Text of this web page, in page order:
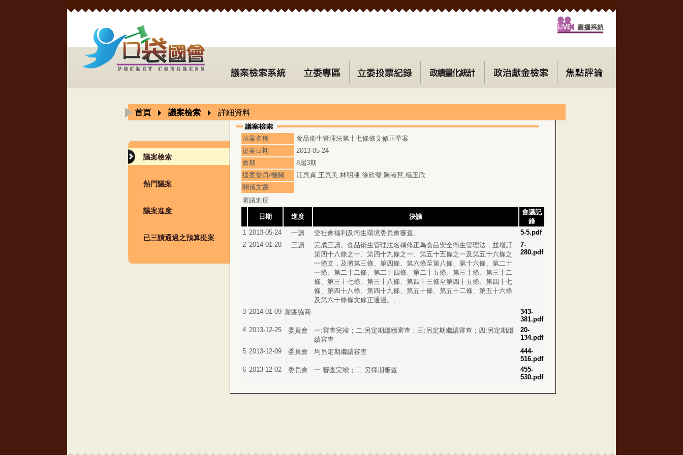
首頁 議案檢索 詳細資料
議案檢索
熱門議案
議案進度
已三讀通過之預算提案
法案名稱
食品衛生管理法第十七條條文修正草案
提案日期
2013-05-24
會期
8屆3期
提案委員/機關
江惠貞;王惠美;林明溱;徐欣瑩;陳淑慧;楊玉欣
關係文書
審議進度
日期 進度 決議
會議記
錄
1 2013-05-24 一讀 交社會福利及衛生環境委員會審查。
5-5.pdf
2 2014-01-28 三讀
完成三讀。食品衛生管理法名稱修正為食品安全衛生管理法，並增訂
第四十八條之一、第四十九條之一、第五十五條之一及第五十六條之
一條文，及將第三條、第四條、第六條至第八條、第十六條、第二十
一條、第二十二條、第二十四條、第二十五條、第三十條、第三十二
條、第三十七條、第三十八條、第四十三條至第四十五條、第四十七
條、第四十八條、第四十九條、第五十條、第五十二條、第五十六條
及第六十條條文修正通過。,
7-
280.pdf
3 2014-01-09 黨團協商
343-
381.pdf
4 2013-12-25 委員會
一:審查完竣；二:另定期繼續審查；三:另定期繼續審查；四:另定期繼
續審查
20-
134.pdf
5 2013-12-09 委員會 均另定期繼續審查
444-
516.pdf
6 2013-12-02 委員會 一:審查完竣；二:另擇期審查
455-
530.pdf